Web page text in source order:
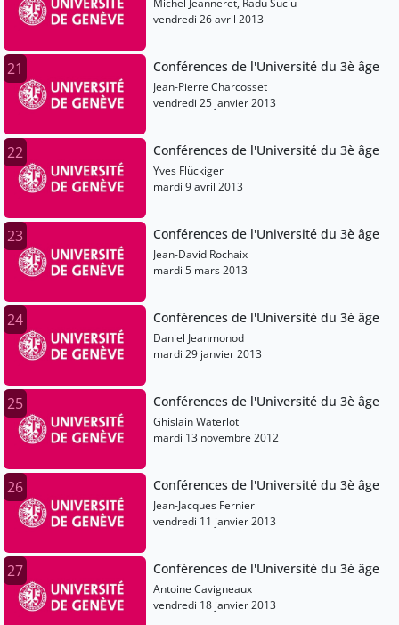
Michel Jeanneret, Radu Suciu
vendredi 26 avril 2013
21 Conférences de l'Université du 3è âge
Jean-Pierre Charcosset
vendredi 25 janvier 2013
22 Conférences de l'Université du 3è âge
Yves Flückiger
mardi 9 avril 2013
23 Conférences de l'Université du 3è âge
Jean-David Rochaix
mardi 5 mars 2013
24 Conférences de l'Université du 3è âge
Daniel Jeanmonod
mardi 29 janvier 2013
25 Conférences de l'Université du 3è âge
Ghislain Waterlot
mardi 13 novembre 2012
26 Conférences de l'Université du 3è âge
Jean-Jacques Fernier
vendredi 11 janvier 2013
27 Conférences de l'Université du 3è âge
Antoine Cavigneaux
vendredi 18 janvier 2013